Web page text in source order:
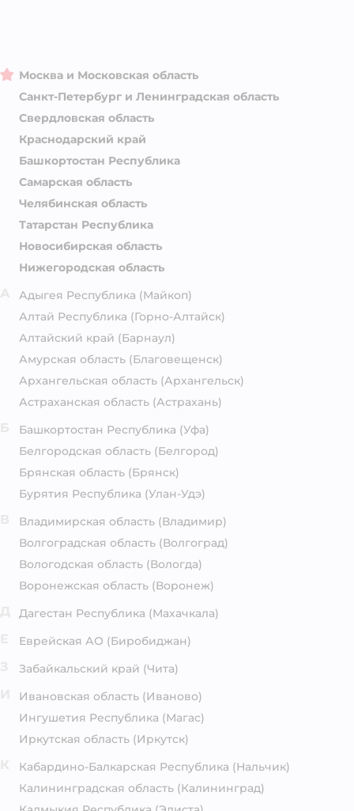
Москва и Московская область
Санкт-Петербург и Ленинградская область
Свердловская область
Краснодарский край
Башкортостан Республика
Самарская область
Челябинская область
Татарстан Республика
Новосибирская область
Нижегородская область
Адыгея Республика (Майкоп)
Алтай Республика (Горно-Алтайск)
Алтайский край (Барнаул)
Амурская область (Благовещенск)
Архангельская область (Архангельск)
Астраханская область (Астрахань)
Башкортостан Республика (Уфа)
Белгородская область (Белгород)
Брянская область (Брянск)
Бурятия Республика (Улан-Удэ)
Владимирская область (Владимир)
Волгоградская область (Волгоград)
Вологодская область (Вологда)
Воронежская область (Воронеж)
Дагестан Республика (Махачкала)
Еврейская АО (Биробиджан)
Забайкальский край (Чита)
Ивановская область (Иваново)
Ингушетия Республика (Магас)
Иркутская область (Иркутск)
Кабардино-Балкарская Республика (Нальчик)
Калининградская область (Калининград)